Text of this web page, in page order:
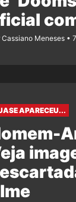
Cassiano Meneses
APARECEU...